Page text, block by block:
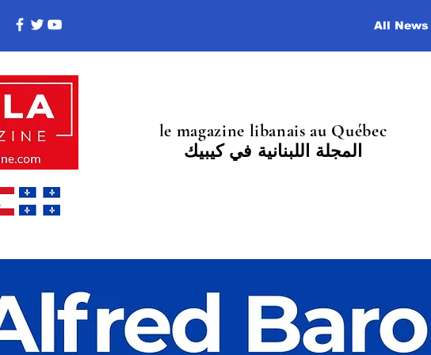
All News
le magazine libanais au Québec
المجلة اللبنانية في كيبيك